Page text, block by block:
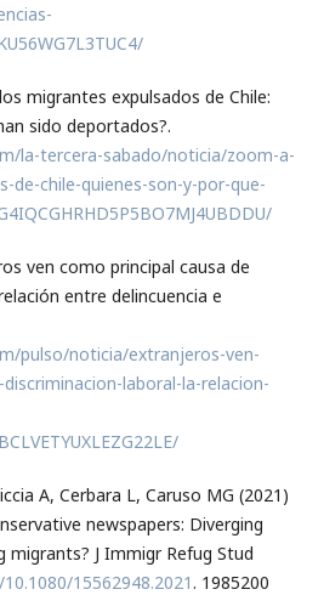
migrantes expulsados de Chile:
sido deportados?.
la-tercera-sabado/noticia/zoom-a-
de-chile-quienes-son-y-por-que-
ven como principal causa de
entre delincuencia e
pulso/noticia/extranjeros-ven-
laboral-la-relacion-
A, Cerbara L, Caruso MG (2021)
newspapers: Diverging
migrants? J Immigr Refug Stud
15562948.2021. 1985200